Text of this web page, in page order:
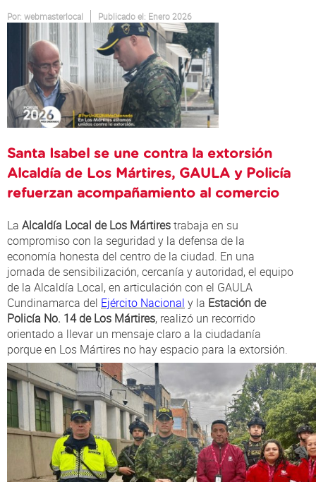
Por: webmasterlocal Publicado el: Enero 2026
Santa Isabel se une contra la extorsión
Alcaldía de Los Mártires, GAULA y Policía
refuerzan acompañamiento al comercio
La Alcaldía Local de Los Mártirestrabaja en su
compromiso con la seguridad y la defensa de la
economía honesta del centro de la ciudad. En una
jornada de sensibilización, cercanía y autoridad, el equipo
de la Alcaldía Local, en articulación con el GAULA
Cundinamarca del Ejército Nacional y la Estación de
Policía No. 14 de Los Mártires, realizó un recorrido
orientado a llevar un mensaje claro a la ciudadanía
porque en Los Mártires no hay espacio para la extorsión.